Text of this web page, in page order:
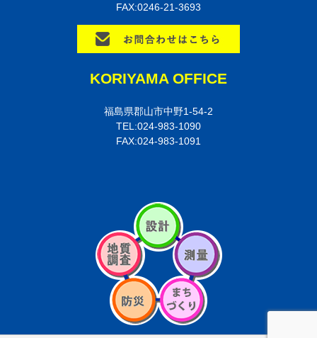
FAX:0246-21-3693
KORIYAMA OFFICE
福島県郡山市中野1-54-2
TEL:024-983-1090
FAX:024-983-1091